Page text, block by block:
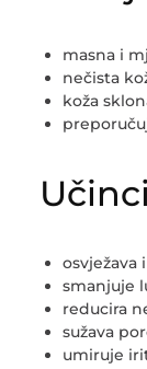
masna i
nečista
koža
Učinci
osvježava
smanjuje
reducira
sužava
umiruje